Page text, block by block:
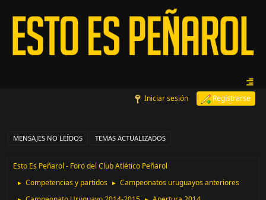
Iniciar sesión Regístrarse
MENSAJES NO LEÍDOS TEMAS ACTUALIZADOS
Esto Es Peñarol - Foro del Club Atlético Peñarol
► Competencias y partidos ► Campeonatos uruguayos anteriores